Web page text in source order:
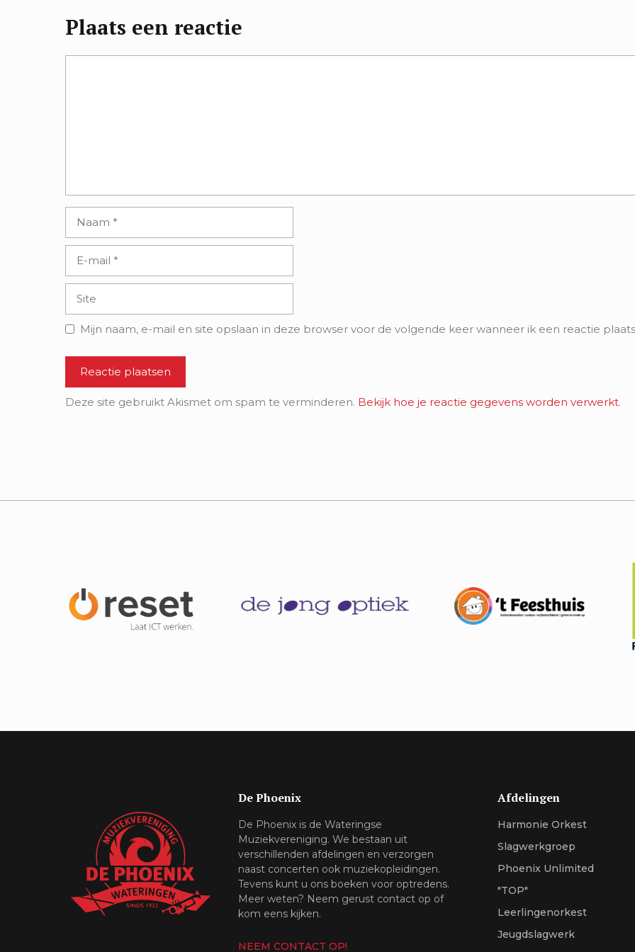
Plaats een reactie
mail
Mijn naam, e-mail en site opslaan in deze browser voor de volgende keer wanneer ik een reactie
Deze site gebruikt Akismet om spam te verminderen. Bekijk hoe je reactie gegevens worden verwerkt.
De Phoenix
De Phoenix is de Wateringse
Muziekvereniging. We bestaan uit
verschillenden afdelingen en verzorgen
naast concerten ook muziekopleidingen.
Tevens kunt u ons boeken voor optredens.
Meer weten? Neem gerust contact op of
kom eens kijken.
NEEM CONTACT OP!
Afdelingen
Harmonie Orkest
Slagwerkgroep
Phoenix Unlimited
"TOP"
Leerlingenorkest
Jeugdslagwerk